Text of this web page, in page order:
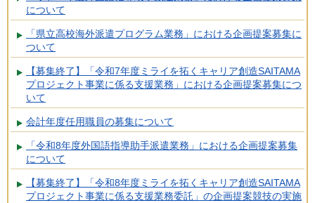
について
「県立高校海外派遣プログラム業務」における企画提案募集に
ついて
【募集終了】「令和7年度ミライを拓くキャリア創造SAITAMA
プロジェクト事業に係る支援業務」における企画提案募集につ
いて
会計年度任用職員の募集について
「令和8年度外国語指導助手派遣業務」における企画提案募集
について
【募集終了】「令和8年度ミライを拓くキャリア創造SAITAMA
プロジェクト事業に係る支援業務委託」の企画提案競技の実施